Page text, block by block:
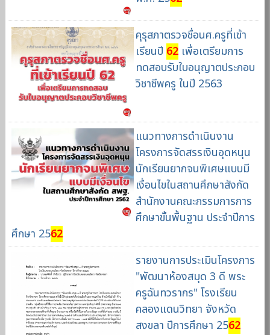
คุรุสภาตรวจชื่อนศ.ครูที่เข้า
เรียนปี 62เพื่อเตรียมการ
ทดสอบรับใบอนุญาตประกอบ
วิชาชีพครู ในปี 2563
แนวทางการดำเนินงาน
โครงการจัดสรรเงินอุดหนุน
นักเรียนยากจนพิเศษแบบมี
เงื่อนไขในสถานศึกษาสังกัด
สำนักงานคณะกรรมการการ
ศึกษาขั้นพื้นฐาน ประจำปีการ
ศึกษา 2562
รายงานการประเมินโครงการ
"พัฒนาห้องสมุด 3 ดี พระ
ครูฉันทวรากร" โรงเรียน
คลองแดนวิทยา จังหวัด
สงขลา ปีการศึกษา 2562